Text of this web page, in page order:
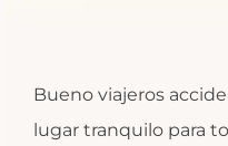
Bueno viajeros
lugar tranquilo para